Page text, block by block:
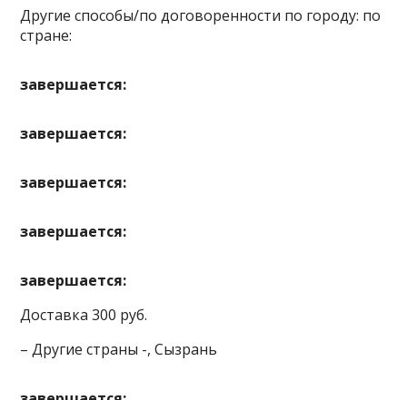
Другие способы/по договоренности по городу: по
стране:
завершается:
завершается:
завершается:
завершается:
завершается:
Доставка 300 руб.
– Другие страны -, Сызрань